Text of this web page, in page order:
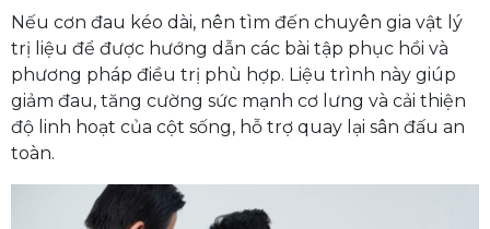
Nếu cơn đau kéo dài, nên tìm đến chuyên gia vật lý
trị liệu để được hướng dẫn các bài tập phục hồi và
phương pháp điều trị phù hợp. Liệu trình này giúp
giảm đau, tăng cường sức mạnh cơ lưng và cải thiện
độ linh hoạt của cột sống, hỗ trợ quay lại sân đấu an
toàn.